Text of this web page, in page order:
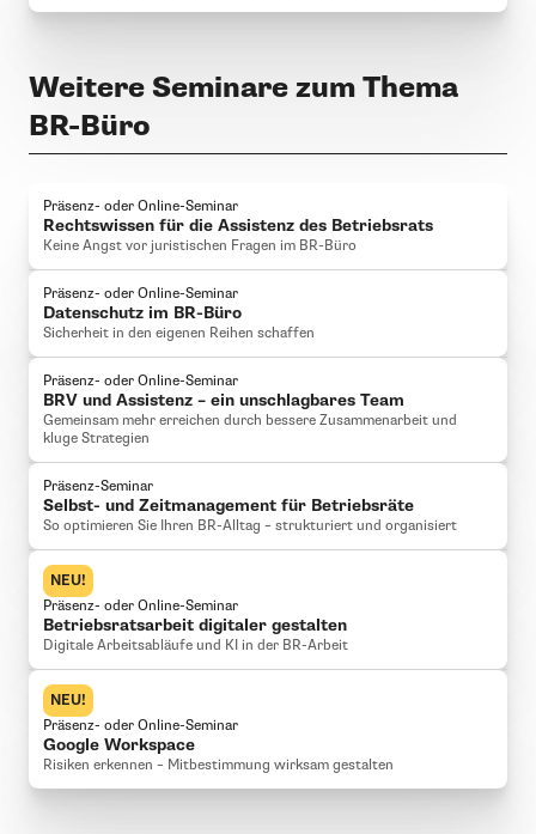
Weitere Seminare zum Thema
BR-Büro
Präsenz- oder Online-Seminar
Rechtswissen für die Assistenz des Betriebsrats
Keine Angst vor juristischen Fragen im BR-Büro
Präsenz- oder Online-Seminar
Datenschutz im BR-Büro
Sicherheit in den eigenen Reihen schaffen
Präsenz- oder Online-Seminar
BRV und Assistenz – ein unschlagbares Team
Gemeinsam mehr erreichen durch bessere Zusammenarbeit und
kluge Strategien
Präsenz-Seminar
Selbst- und Zeitmanagement für Betriebsräte
So optimieren Sie Ihren BR-Alltag – strukturiert und organisiert
NEU!
Präsenz- oder Online-Seminar
Betriebsratsarbeit digitaler gestalten
Digitale Arbeitsabläufe und KI in der BR-Arbeit
NEU!
Präsenz- oder Online-Seminar
Google Workspace
Risiken erkennen – Mitbestimmung wirksam gestalten